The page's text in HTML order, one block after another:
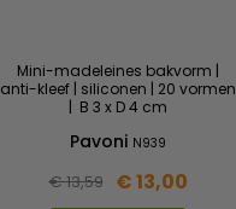
Mini-madeleines bakvorm |
anti-kleef | siliconen | 20 vormen
| B 3 x D 4 cm
Pavoni N939
€ 13,59
€ 13,00